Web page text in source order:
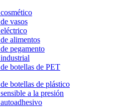
vasos
alimentos
pegamento
botellas de PET
botellas de plástico
a la presión